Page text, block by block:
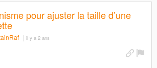
pour ajuster la taille d’une
il y a 2 ans